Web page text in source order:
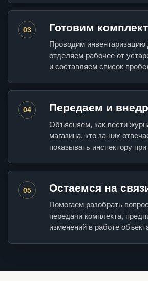
03 Готовим комплект
Проводим инвентаризацию
отделяем рабочее от
и составляем список
04 Передаем и
Объясняем, как вести
магазина, кто за них
показывать инспектору
05 Остаемся на
Помогаем разобрать
передачи комплекта,
изменений в работе